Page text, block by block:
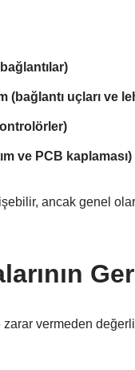
(bağlantı uçları ve
ve PCB kaplaması)
ancak genel
vermeden